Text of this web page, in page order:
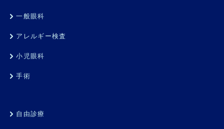
一般眼科
アレルギー検査
小児眼科
手術
自由診療